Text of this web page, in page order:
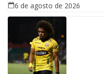
6 de agosto de 2026